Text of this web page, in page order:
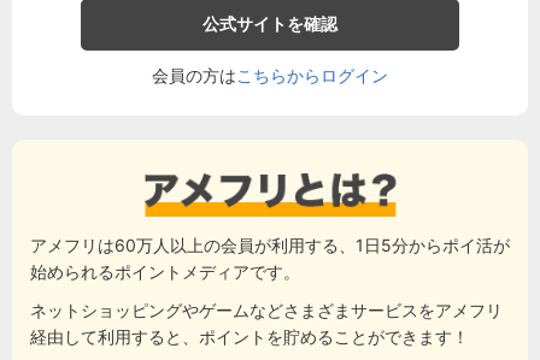
公式サイトを確認
会員の方はこちらからログイン
アメフリは60万人以上の会員が利用する、1日5分からポイ活が
始められるポイントメディアです。
ネットショッピングやゲームなどさまざまサービスをアメフリ
経由して利用すると、ポイントを貯めることができます！